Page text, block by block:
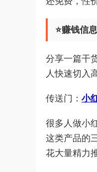
⭐️赚钱信
分享一篇干
人快速切入
传送门： 小
很多人做小
这类产品的
花大量精力